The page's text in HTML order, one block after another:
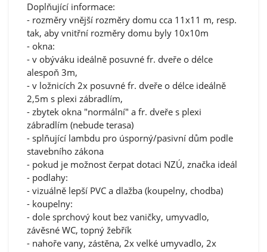
Doplňující informace:
- rozměry vnější rozměry domu cca 11x11 m, resp.
tak, aby vnitřní rozměry domu byly 10x10m
- okna:
- v obýváku ideálně posuvné fr. dveře o délce
alespoň 3m,
- v ložnicích 2x posuvné fr. dveře o délce ideálně
2,5m s plexi zábradlím,
- zbytek okna "normální" a fr. dveře s plexi
zábradlím (nebude terasa)
- splňující lambdu pro úsporný/pasivní dům podle
stavebního zákona
- pokud je možnost čerpat dotaci NZÚ, značka ideál
- podlahy:
- vizuálně lepší PVC a dlažba (koupelny, chodba)
- koupelny:
- dole sprchový kout bez vaničky, umyvadlo,
závěsné WC, topný žebřík
- nahoře vany, zástěna, 2x velké umyvadlo, 2x